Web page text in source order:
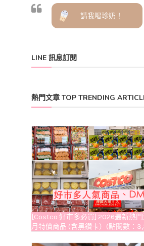
請我喝珍奶！
LINE 訊息訂閱
熱門文章 TOP TRENDING
[Costco 好市多必買] 2026最新熱
月特價商品 (含黑鑽卡）(點閱數：